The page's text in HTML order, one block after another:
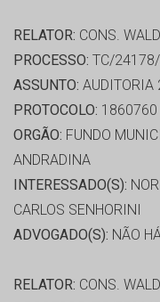
RELATOR: CONS.
PROCESSO: TC/
ASSUNTO: AUDITORIA
PROTOCOLO: 1860760
ORGÃO: FUNDO
ANDRADINA
INTERESSADO(S):
CARLOS SENHORINI
ADVOGADO(S): NÃO
RELATOR: CONS.